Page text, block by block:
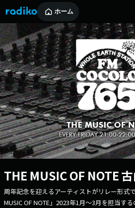
ホーム
THE MUSIC OF NOTE
周年記念を迎えるアーティストがリレー形式
MUSIC OF NOTE」2023年1月〜3月を担当する